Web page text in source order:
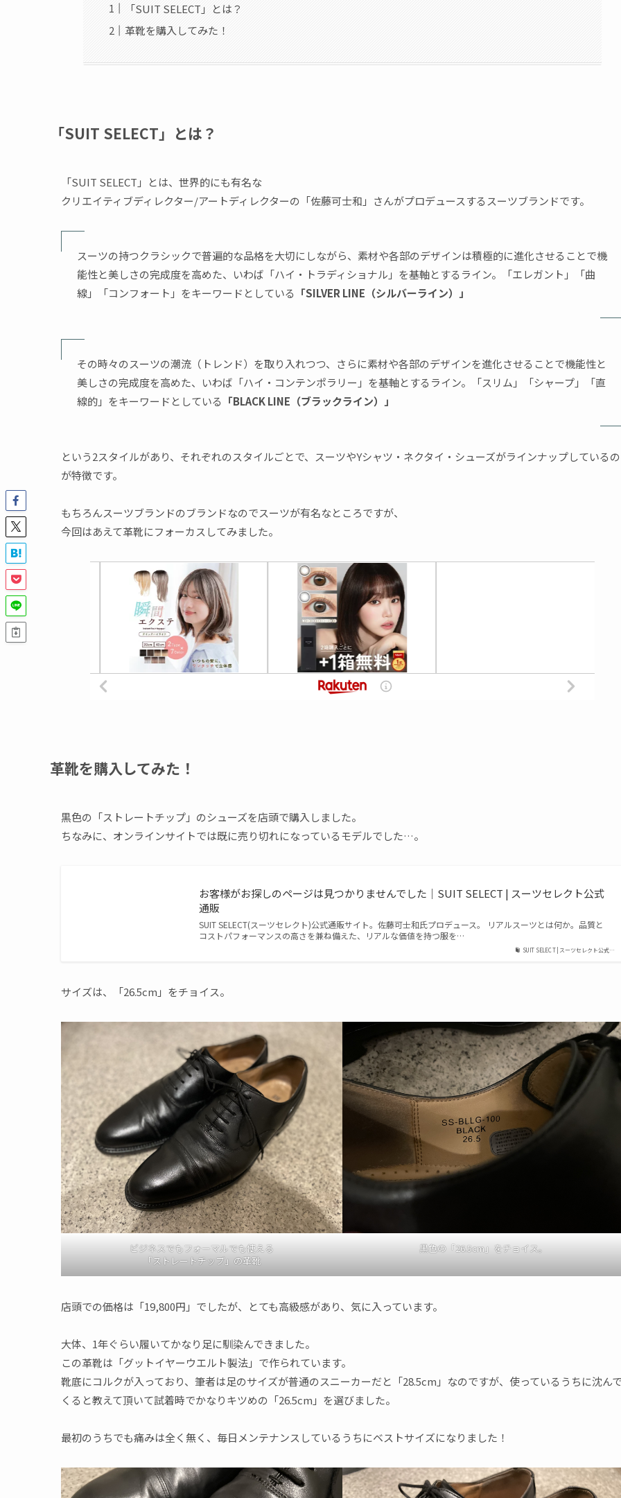
「SUIT SELECT」とは？
革靴を購入してみた！
「SUIT SELECT」とは？
「SUIT SELECT」とは、世界的にも有名な
クリエイティブディレクター/アートディレクターの「佐藤可士和」さんがプロデュースするスーツブランドです。
スーツの持つクラシックで普遍的な品格を大切にしながら、素材や各部のデザインは積極的に進化させることで機
能性と美しさの完成度を高めた、いわば「ハイ・トラディショナル」を基軸とするライン。「エレガント」「曲
線」「コンフォート」をキーワードとしている 「SILVER LINE（シルバーライン）」
その時々のスーツの潮流（トレンド）を取り入れつつ、さらに素材や各部のデザインを進化させることで機能性と
美しさの完成度を高めた、いわば「ハイ・コンテンポラリー」を基軸とするライン。「スリム」「シャープ」「直
線的」をキーワードとしている 「BLACK LINE（ブラックライン）」
という2スタイルがあり、それぞれのスタイルごとで、スーツやYシャツ・ネクタイ・シューズがラインナップしているの
が特徴です。
もちろんスーツブランドのブランドなのでスーツが有名なところですが、
今回はあえて革靴にフォーカスしてみました。
革靴を購入してみた！
黒色の「ストレートチップ」のシューズを店頭で購入しました。
ちなみに、オンラインサイトでは既に売り切れになっているモデルでした…。
SUIT SELECT | スーツセレクト公式…
お客様がお探しのページは見つかりませんでした｜SUIT SELECT | スーツセレクト公式
通販
SUIT SELECT(スーツセレクト)公式通販サイト。佐藤可士和氏プロデュース。 リアルスーツとは何か。品質と
コストパフォーマンスの高さを兼ね備えた、リアルな価値を持つ服を…
サイズは、「26.5cm」をチョイス。
ビジネスでもフォーマルでも使える
「ストレートチップ」の革靴
黒色の「26.5cm」をチョイス。
店頭での価格は「19,800円」でしたが、とても高級感があり、気に入っています。
大体、1年ぐらい履いてかなり足に馴染んできました。
この革靴は「グットイヤーウエルト製法」で作られています。
靴底にコルクが入っており、筆者は足のサイズが普通のスニーカーだと「28.5cm」なのですが、使っているうちに沈ん
くると教えて頂いて試着時でかなりキツめの「26.5cm」を選びました。
最初のうちでも痛みは全く無く、毎日メンテナンスしているうちにベストサイズになりました！